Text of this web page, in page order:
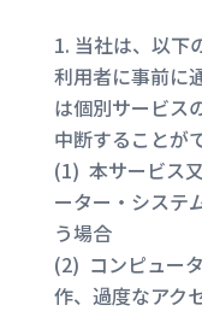
当社は、以下
利用者に事前に
は個別サービス
中断することが
(1) 本サービス
ーター・システ
う場合
(2) コンピュー
作、過度なアク